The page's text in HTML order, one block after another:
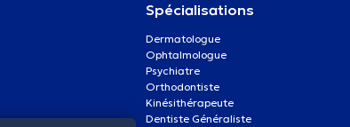
Spécialisations
Dermatologue
Ophtalmologue
Psychiatre
Orthodontiste
Kinésithérapeute
Dentiste Généraliste